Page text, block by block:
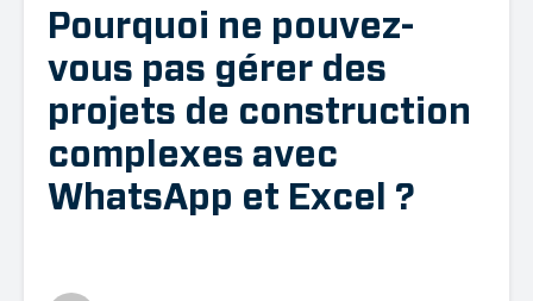
Pourquoi ne pouvez-
vous pas gérer des
projets de construction
complexes avec
WhatsApp et Excel ?